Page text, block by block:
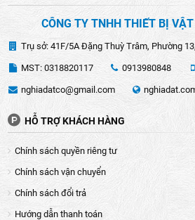
CÔNG TY TNHH THIẾT BỊ
Trụ sở: 41F/5A Đặng Thuỳ Trâm, Phường
MST: 0318820117 0913980848
nghiadatco@gmail.com
HỖ TRỢ KHÁCH HÀNG
Chính sách quyền riêng tư
Chính sách vận chuyển
Chính sách đổi trả
Hướng dẫn thanh toán